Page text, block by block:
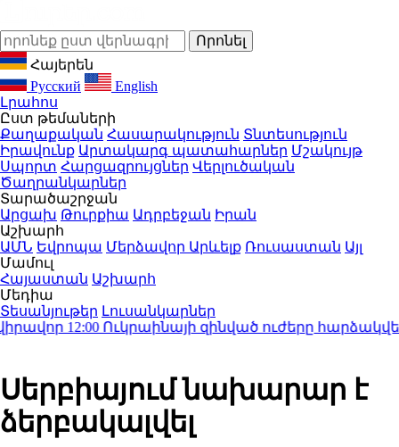
Հայերեն
Русский
English
Լրահոս
Ըստ թեմաների
Քաղաքական Հասարակություն Տնտեսություն
Իրավունք Արտակարգ պատահարներ Մշակույթ
Սպորտ Հարցազրույցներ Վերլուծական
Ծաղրանկարներ
Տարածաշրջան
Արցախ Թուրքիա Ադրբեջան Իրան
Աշխարհ
ԱՄՆ Եվրոպա Մերձավոր Արևելք Ռուսաստան Այլ
Մամուլ
Հայաստան Աշխարհ
Մեդիա
Տեսանյութեր Լուսանկարներ
12:00Ուկրաինայի զինված ուժերը հարձակվել
Սերբիայում նախարար է
ձերբակալվել